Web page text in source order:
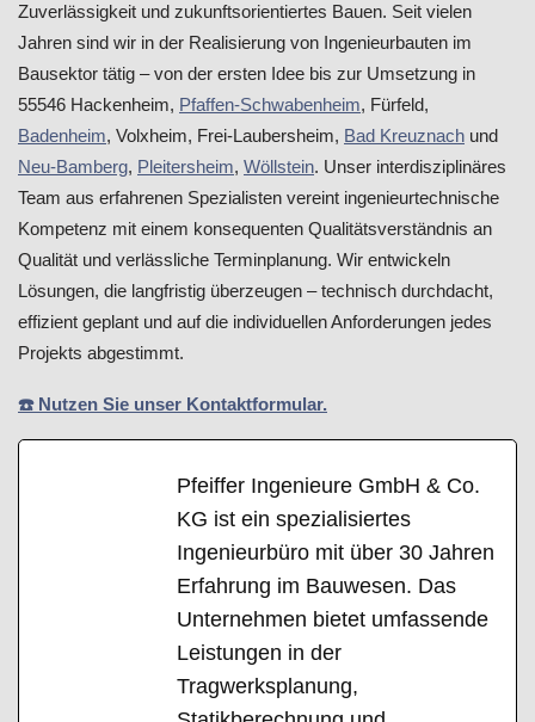
Zuverlässigkeit und zukunftsorientiertes Bauen. Seit vielen
Jahren sind wir in der Realisierung von Ingenieurbauten im
Bausektor tätig – von der ersten Idee bis zur Umsetzung in
55546 Hackenheim, Pfaffen-Schwabenheim, Fürfeld,
Badenheim, Volxheim, Frei-Laubersheim, Bad Kreuznach und
Neu-Bamberg, Pleitersheim, Wöllstein. Unser interdisziplinäres
Team aus erfahrenen Spezialisten vereint ingenieurtechnische
Kompetenz mit einem konsequenten Qualitätsverständnis an
Qualität und verlässliche Terminplanung. Wir entwickeln
Lösungen, die langfristig überzeugen – technisch durchdacht,
effizient geplant und auf die individuellen Anforderungen jedes
Projekts abgestimmt.
☎️ Nutzen Sie unser Kontaktformular.
Pfeiffer Ingenieure GmbH & Co.
KG ist ein spezialisiertes
Ingenieurbüro mit über 30 Jahren
Erfahrung im Bauwesen. Das
Unternehmen bietet umfassende
Leistungen in der
Tragwerksplanung,